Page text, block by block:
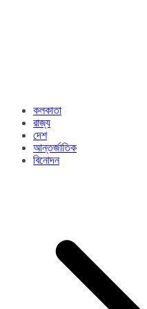
কলকাতা
রাজ্য​
দেশ
আন্তর্জাতিক
বিনোদন